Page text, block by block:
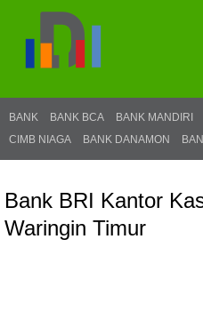
BANK BANK BCA BANK MANDIRI
CIMB NIAGA
BANK DANAMON
Bank BRI Kantor
Waringin Timur